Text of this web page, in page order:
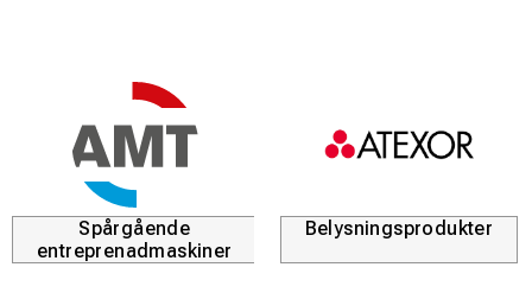
Spårgående
entreprenadmaskiner
Belysningsprodukter